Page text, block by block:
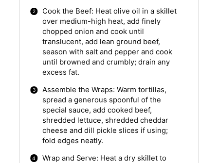
Cook the Beef: Heat olive oil in a skillet
over medium-high heat, add finely
chopped onion and cook until
translucent, add lean ground beef,
season with salt and pepper and cook
until browned and crumbly; drain any
excess fat.
Assemble the Wraps: Warm tortillas,
spread a generous spoonful of the
special sauce, add cooked beef,
shredded lettuce, shredded cheddar
cheese and dill pickle slices if using;
fold edges neatly.
Wrap and Serve: Heat a dry skillet to